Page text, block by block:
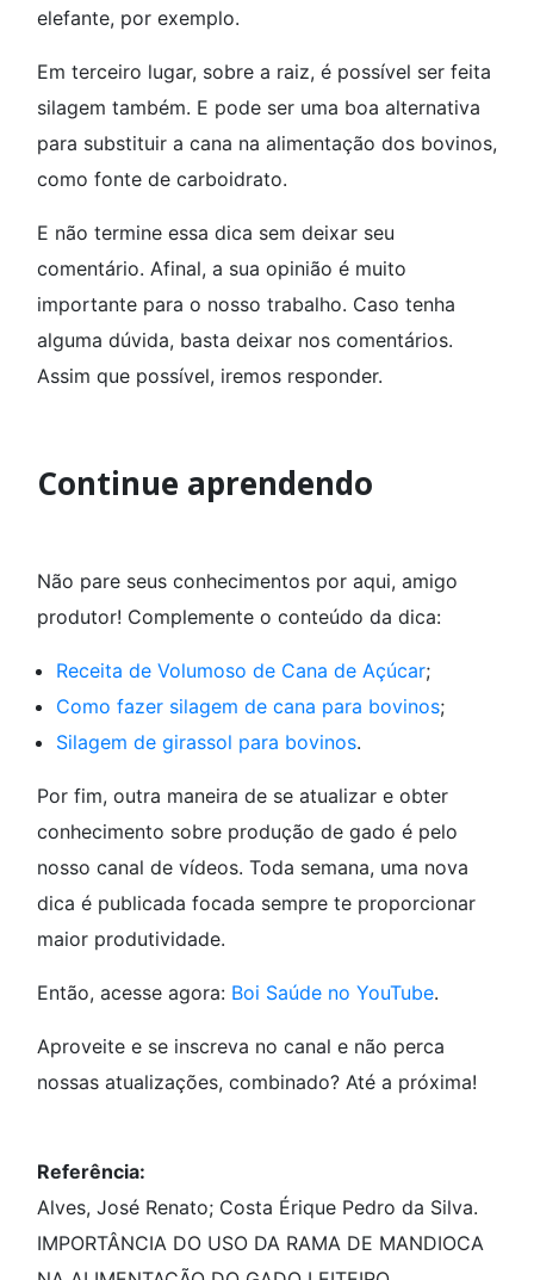
elefante, por exemplo.
Em terceiro lugar, sobre a raiz, é possível ser feita
silagem também. E pode ser uma boa alternativa
para substituir a cana na alimentação dos bovinos,
como fonte de carboidrato.
E não termine essa dica sem deixar seu
comentário. Afinal, a sua opinião é muito
importante para o nosso trabalho. Caso tenha
alguma dúvida, basta deixar nos comentários.
Assim que possível, iremos responder.
Continue aprendendo
Não pare seus conhecimentos por aqui, amigo
produtor! Complemente o conteúdo da dica:
Receita de Volumoso de Cana de Açúcar;
Como fazer silagem de cana para bovinos;
Silagem de girassol para bovinos.
Por fim, outra maneira de se atualizar e obter
conhecimento sobre produção de gado é pelo
nosso canal de vídeos. Toda semana, uma nova
dica é publicada focada sempre te proporcionar
maior produtividade.
Então, acesse agora: Boi Saúde no YouTube.
Aproveite e se inscreva no canal e não perca
nossas atualizações, combinado? Até a próxima!
Referência:
Alves, José Renato; Costa Érique Pedro da Silva.
IMPORTÂNCIA DO USO DA RAMA DE MANDIOCA